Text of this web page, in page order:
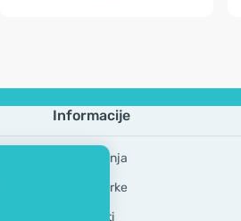
Informacije
Česta pitanja
Robne marke
GDPR Alati